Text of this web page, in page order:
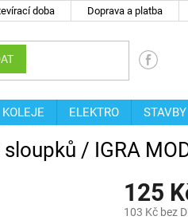
doba Doprava a platba
KOLEJE ELEKTRO STAVBY
/ IGRA
125
103 Kč bez